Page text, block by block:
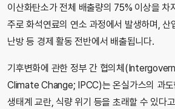
이산화탄소가 전체 배출량의 75% 이상을 차
주로 화석연료의 연소 과정에서 발생하며, 산
난방 등 경제 활동 전반에서 배출됩니다.
기후변화에 관한 정부 간 협의체
Climate Change; IPCC)는 온실가스의 과도
생태계 교란, 식량 위기 등을 초래할 수 있다